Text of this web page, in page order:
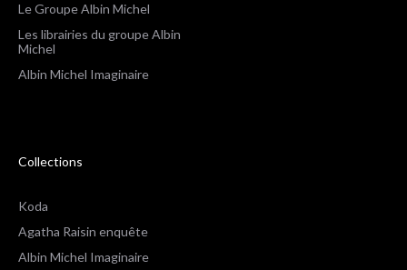
Le Groupe Albin Michel
Les librairies du groupe Albin
Michel
Albin Michel Imaginaire
Collections
Koda
Agatha Raisin enquête
Albin Michel Imaginaire